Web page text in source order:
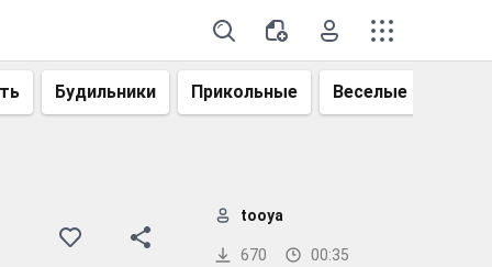
Будильники Прикольные Веселые
670 00:35
tooya